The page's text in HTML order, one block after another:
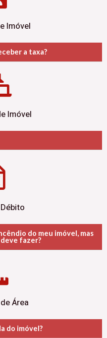
Imóvel
a taxa?
Imóvel
do meu imóvel, mas
fazer?
Área
do imóvel?